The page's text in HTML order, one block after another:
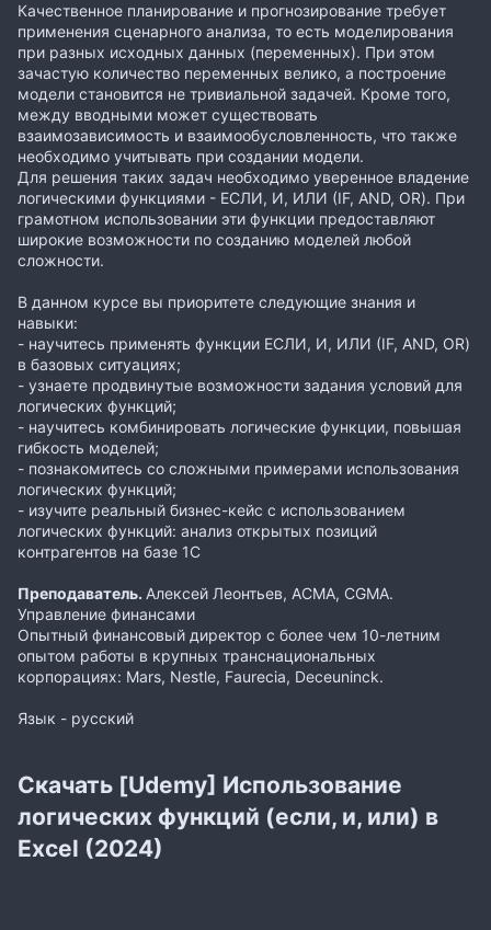
Качественное планирование и прогнозирование требует
применения сценарного анализа, то есть моделирования
при разных исходных данных (переменных). При этом
зачастую количество переменных велико, а построение
модели становится не тривиальной задачей. Кроме того,
между вводными может существовать
взаимозависимость и взаимообусловленность, что также
необходимо учитывать при создании модели.
Для решения таких задач необходимо уверенное владение
логическими функциями - ЕСЛИ, И, ИЛИ (IF, AND, OR). При
грамотном использовании эти функции предоставляют
широкие возможности по созданию моделей любой
сложности.
В данном курсе вы приоритете следующие знания и
навыки:
- научитесь применять функции ЕСЛИ, И, ИЛИ (IF, AND, OR)
в базовых ситуациях;
- узнаете продвинутые возможности задания условий для
логических функций;
- научитесь комбинировать логические функции, повышая
гибкость моделей;
- познакомитесь со сложными примерами использования
логических функций;
- изучите реальный бизнес-кейс с использованием
логических функций: анализ открытых позиций
контрагентов на базе 1С
Преподаватель. Алексей Леонтьев, ACMA, CGMA.
Управление финансами
Опытный финансовый директор с более чем 10-летним
опытом работы в крупных транснациональных
корпорациях: Mars, Nestle, Faurecia, Deceuninck.
Язык - русский
Скачать [Udemy] Использование
логических функций (если, и, или) в
Excel (2024)